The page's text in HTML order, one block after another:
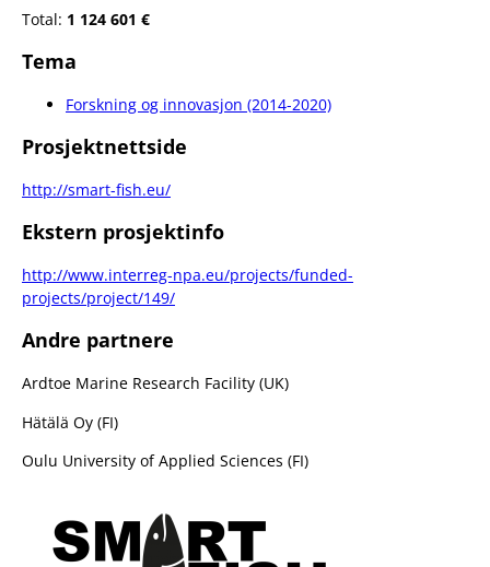
Total: 1 124 601 €
Tema
Forskning og innovasjon (2014-2020)
Prosjektnettside
http://smart-fish.eu/
Ekstern prosjektinfo
http://www.interreg-npa.eu/projects/funded-
projects/project/149/
Andre partnere
Ardtoe Marine Research Facility (UK)
Hätälä Oy (FI)
Oulu University of Applied Sciences (FI)